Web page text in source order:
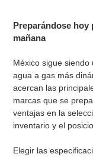
Preparándose hoy
mañana
México sigue
agua a gas más
acercan las
marcas que se
ventajas en la
inventario y el
Elegir las